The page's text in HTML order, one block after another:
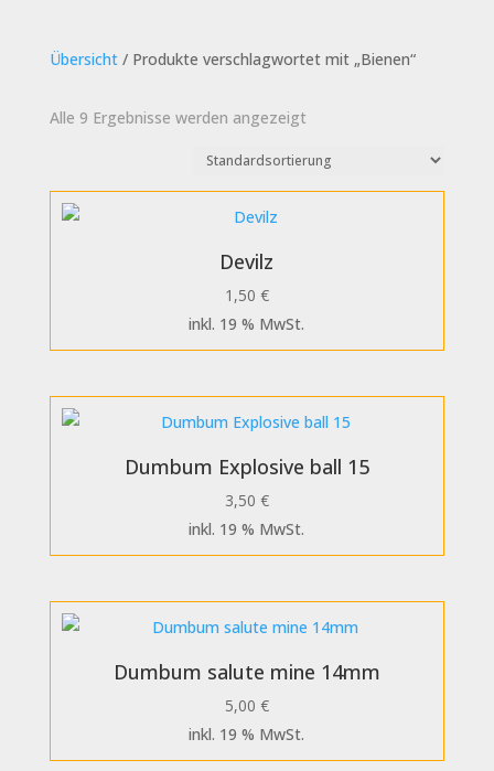
Übersicht/ Produkte verschlagwortet mit „Bienen“
Alle 9 Ergebnisse werden angezeigt
Devilz
1,50 €
inkl. 19 % MwSt.
Dumbum Explosive ball 15
3,50 €
inkl. 19 % MwSt.
Dumbum salute mine 14mm
5,00 €
inkl. 19 % MwSt.